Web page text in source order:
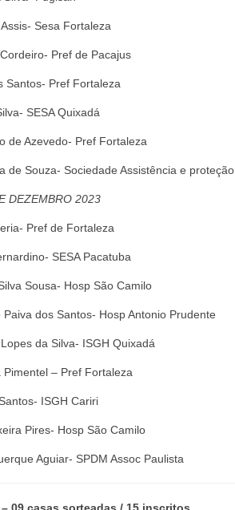
Sesa Fortaleza
Pref de Pacajus
Santos- Pref Fortaleza
SESA Quixadá
de Azevedo- Pref Fortaleza
de Souza- Sociedade Assistência e proteção
DEZEMBRO 2023
Pref de Fortaleza
SESA Pacatuba
Sousa- Hosp São Camilo
dos Santos- Hosp Antonio Prudente
da Silva- ISGH Quixadá
– Pref Fortaleza
ISGH Cariri
Pires- Hosp São Camilo
Aguiar- SPDM Assoc Paulista